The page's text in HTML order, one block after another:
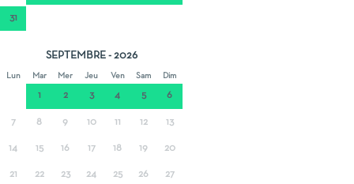
31
SEPTEMBRE - 2026
Lun Mar Mer Jeu Ven Sam Dim
1 2 3 4 5 6
7 8 9 10 11 12 13
14 15 16 17 18 19 20
21 22 23 24 25 26 27